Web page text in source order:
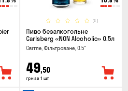
(0)
Пиво безалкогольне
Carlsberg «NON Alcoholic» 0.5л
Світле, Фільтроване, 0.5°
49,50
грн за 1 шт